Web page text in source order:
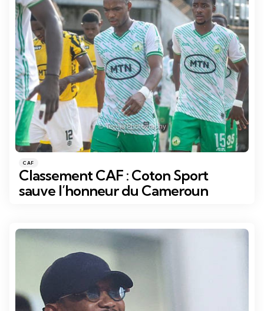
Catégories
Posté
dans
CAF
Classement CAF : Coton Sport
sauve l’honneur du Cameroun